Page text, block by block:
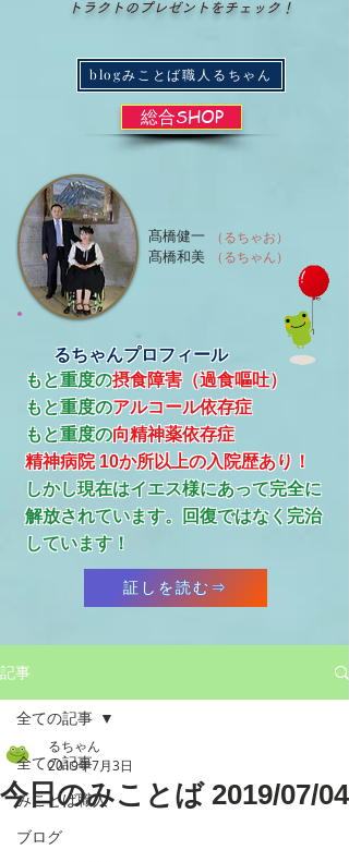
トラクトのプレゼントをチェック！
blogみことば職人るちゃん
総合SHOP
（るちゃお）
（るちゃん）
髙橋健一
髙橋和美
るちゃんプロフィール
もと重度の摂食障害（過食嘔吐）
もと重度のアルコール依存症
​もと重度の向精神薬依存症
精神病院 10か所以上の入院歴あり！
​しかし現在はイエス様にあって完全に
解放されています。回復ではなく完治
しています！
証しを読む⇒
記事
全ての記事
みことば職人
ブログ
全ての記事
今日のみことば 2019/07/04
るちゃん
2019年7月3日